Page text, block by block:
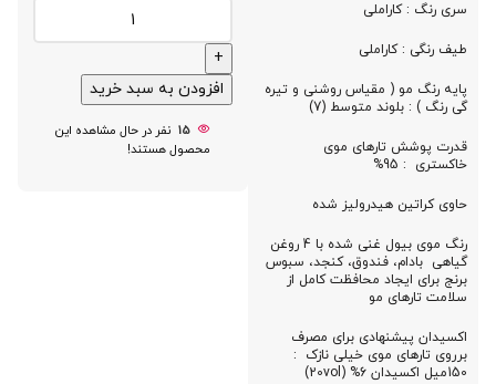
سری رنگ : کاراملی
طیف رنگی : کاراملی
پایه رنگ مو ( مقیاس روشنی و تیره
گی رنگ ) : بلوند متوسط (7)
قدرت پوشش تارهای موی
خاکستری : 95%
حاوی کراتین هیدرولیز شده
رنگ موی بیول غنی شده با 4 روغن
گیاهی بادام، فندوق، کنجد، سبوس
برنج برای ایجاد محافظت کامل از
سلامت تارهای مو
اکسیدان پیشنهادی برای مصرف
برروی تارهای موی خیلی نازک :
150میل اکسیدان 6% (20vol)
افزودن به سبد خرید
15 نفر در حال مشاهده این
محصول هستند!